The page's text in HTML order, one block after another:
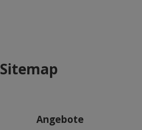
Sitemap
Angebote